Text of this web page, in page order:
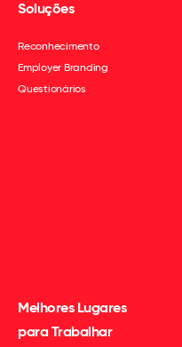
Soluções
Reconhecimento
Employer Branding
Questionários
Melhores Lugares
para Trabalhar